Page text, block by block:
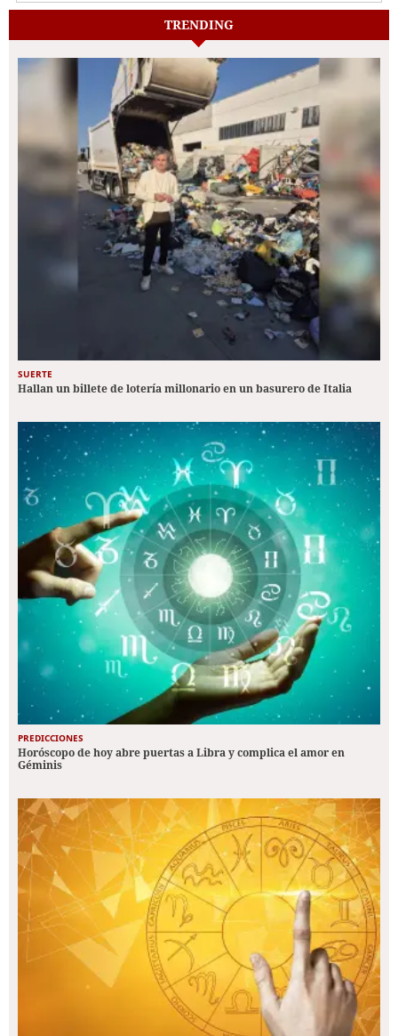
TRENDING
SUERTE
Hallan un billete de lotería millonario en un basurero de Italia
PREDICCIONES
Horóscopo de hoy abre puertas a Libra y complica el amor en
Géminis